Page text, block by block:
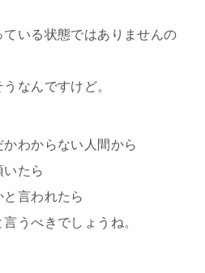
いる状態ではありませんの
なんですけど。
わからない人間から
いたら
言われたら
うべきでしょうね。